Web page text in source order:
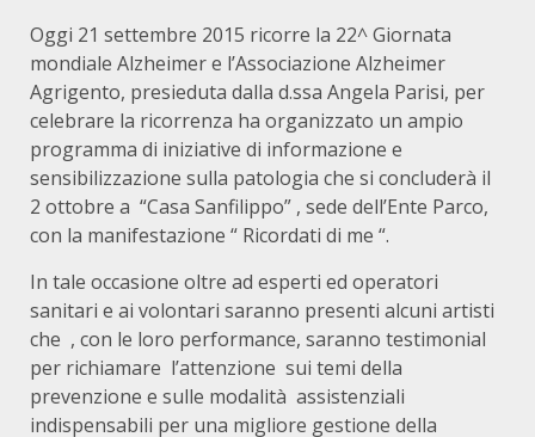
Oggi 21 settembre 2015 ricorre la 22^ Giornata
mondiale Alzheimer e l’Associazione Alzheimer
Agrigento, presieduta dalla d.ssa Angela Parisi, per
celebrare la ricorrenza ha organizzato un ampio
programma di iniziative di informazione e
sensibilizzazione sulla patologia che si concluderà il
2 ottobre a “Casa Sanfilippo” , sede dell’Ente Parco,
con la manifestazione “ Ricordati di me “.
In tale occasione oltre ad esperti ed operatori
sanitari e ai volontari saranno presenti alcuni artisti
che , con le loro performance, saranno testimonial
per richiamare l’attenzione sui temi della
prevenzione e sulle modalità assistenziali
indispensabili per una migliore gestione della